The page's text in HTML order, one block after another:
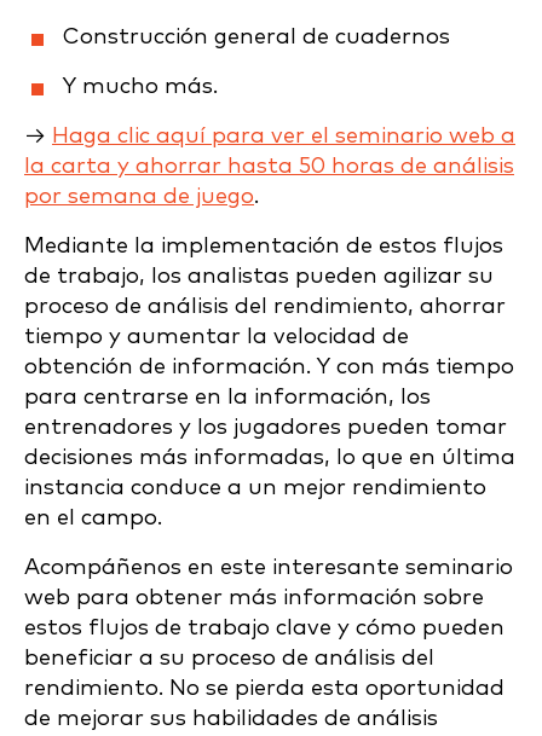
Construcción general de cuadernos
Y mucho más.
→ Haga clic aquí para ver el seminario web a
la carta y ahorrar hasta 50 horas de análisis
por semana de juego.
Mediante la implementación de estos flujos
de trabajo, los analistas pueden agilizar su
proceso de análisis del rendimiento, ahorrar
tiempo y aumentar la velocidad de
obtención de información. Y con más tiempo
para centrarse en la información, los
entrenadores y los jugadores pueden tomar
decisiones más informadas, lo que en última
instancia conduce a un mejor rendimiento
en el campo.
Acompáñenos en este interesante seminario
web para obtener más información sobre
estos flujos de trabajo clave y cómo pueden
beneficiar a su proceso de análisis del
rendimiento. No se pierda esta oportunidad
de mejorar sus habilidades de análisis